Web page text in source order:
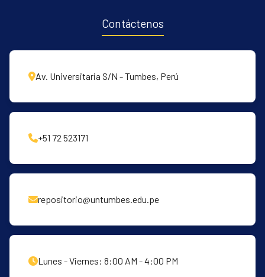
Contáctenos
Av. Universitaria S/N - Tumbes, Perú
+51 72 523171
repositorio@untumbes.edu.pe
Lunes - Viernes: 8:00 AM - 4:00 PM